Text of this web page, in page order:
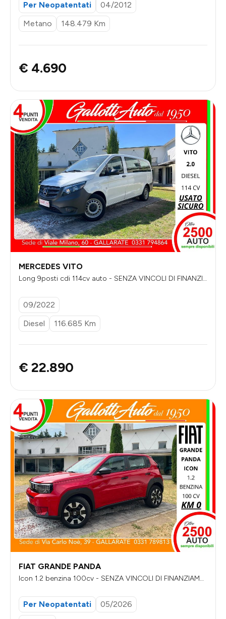
Per Neopatentati
04/2012
Metano
148.479 Km
€ 4.690
MERCEDES VITO
Long 9posti cdi 114cv auto - SENZA VINCOLI DI FINANZIA
09/2022
Diesel
116.685 Km
€ 22.890
FIAT GRANDE PANDA
Icon 1.2 benzina 100cv - SENZA VINCOLI DI FINANZIAME
Per Neopatentati
05/2026